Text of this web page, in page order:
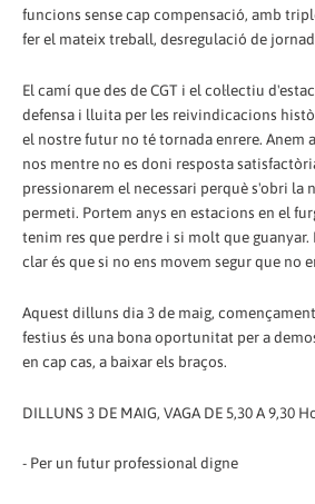
funcions sense cap compensació, amb
fer el mateix treball, desregulació de
El camí que des de CGT i el col·lectiu
defensa i lluita per les reivindicacions
el nostre futur no té tornada enrere.
nos mentre no es doni resposta
pressionarem el necessari perquè s'obri la
permeti. Portem anys en estacions en el
tenim res que perdre i si molt que guanyar.
clar és que si no ens movem segur que no
Aquest dilluns dia 3 de maig,
festius és una bona oportunitat per a
en cap cas, a baixar els braços.
DILLUNS 3 DE MAIG, VAGA DE 5,30 A 9,30
- Per un futur professional digne